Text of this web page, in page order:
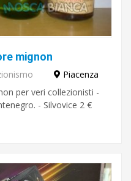
mignon
Piacenza
per veri collezionisti -
- Silvovice 2 €